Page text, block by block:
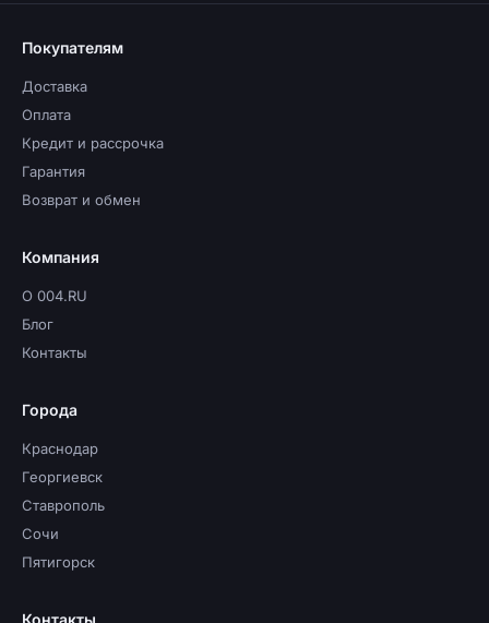
Покупателям
Доставка
Оплата
Кредит и рассрочка
Гарантия
Возврат и обмен
Компания
О 004.RU
Блог
Контакты
Города
Краснодар
Георгиевск
Ставрополь
Сочи
Пятигорск
Контакты